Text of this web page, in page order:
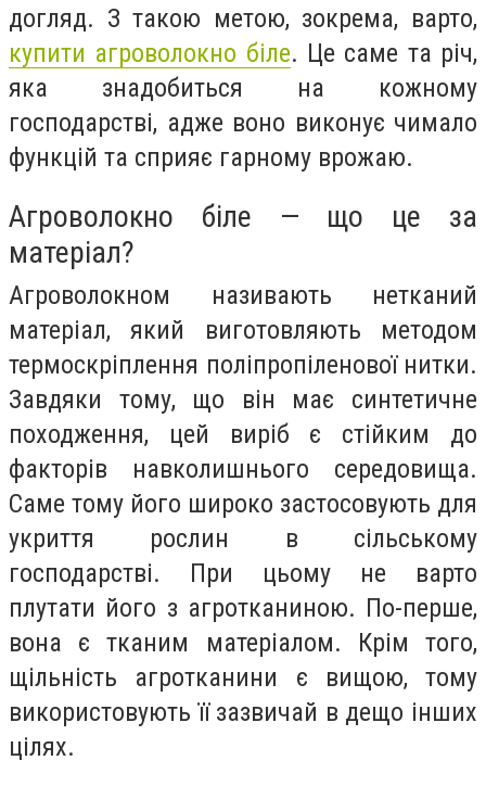
догляд. З такою метою, зокрема, варто,
купити агроволокно біле. Це саме та річ,
яка знадобиться на кожному
господарстві, адже воно виконує чимало
функцій та сприяє гарному врожаю.
Агроволокно біле — що це за
матеріал?
Агроволокном називають нетканий
матеріал, який виготовляють методом
термоскріплення поліпропіленової нитки.
Завдяки тому, що він має синтетичне
походження, цей виріб є стійким до
факторів навколишнього середовища.
Саме тому його широко застосовують для
укриття рослин в сільському
господарстві. При цьому не варто
плутати його з агротканиною. По-перше,
вона є тканим матеріалом. Крім того,
щільність агротканини є вищою, тому
використовують її зазвичай в дещо інших
цілях.